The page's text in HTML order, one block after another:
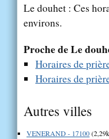
Le douhet : Ces
environs.
Proche de Le
Horaires de
Horaires de
Autres villes
VENERAND - 17100